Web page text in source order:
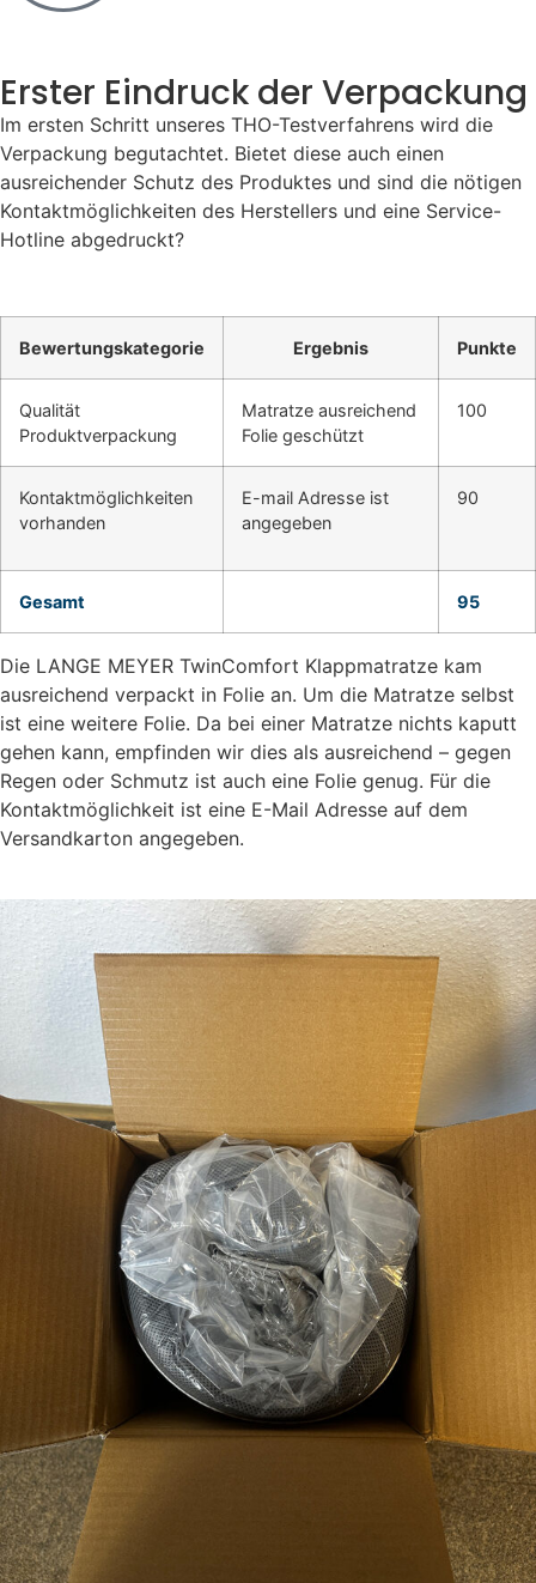
Erster Eindruck der Verpackung
Im ersten Schritt unseres THO-Testverfahrens wird die
Verpackung begutachtet. Bietet diese auch einen
ausreichender Schutz des Produktes und sind die nötigen
Kontaktmöglichkeiten des Herstellers und eine Service-
Hotline abgedruckt?
Bewertungskategorie Ergebnis Punkte
Qualität
Produktverpackung
Matratze ausreichend
Folie geschützt
100
Kontaktmöglichkeiten
vorhanden
E-mail Adresse ist
angegeben
90
Gesamt 95
Die LANGE MEYER TwinComfort Klappmatratze kam
ausreichend verpackt in Folie an. Um die Matratze selbst
ist eine weitere Folie. Da bei einer Matratze nichts kaputt
gehen kann, empfinden wir dies als ausreichend – gegen
Regen oder Schmutz ist auch eine Folie genug. Für die
Kontaktmöglichkeit ist eine E-Mail Adresse auf dem
Versandkarton angegeben.